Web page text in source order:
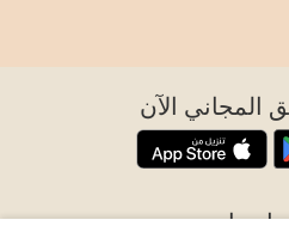
المجاني الآن